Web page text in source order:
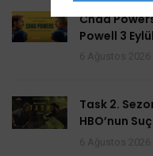
Chad
Powell 3
Task 2.
HBO’nun